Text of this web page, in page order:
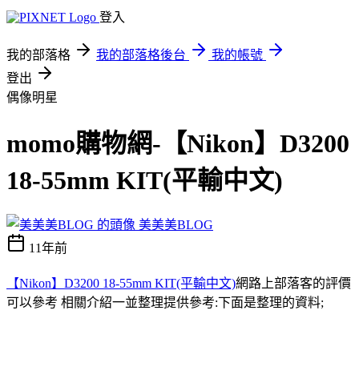
登入
我的部落格 我的部落格後台
我的帳號
登出
偶像明星
momo購物網-【Nikon】D3200
18-55mm KIT(平輸中文)
美美美BLOG
11年前
【Nikon】D3200 18-55mm KIT(平輸中文)網路上部落客的評價
可以參考 相關介紹一並整理提供參考:下面是整理的資料;